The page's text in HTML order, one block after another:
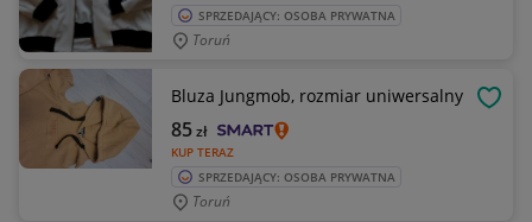
SPRZEDAJĄCY: OSOBA PRYWATNA
Toruń
Bluza Jungmob, rozmiar uniwersalny
KUP TERAZ
85zł
SPRZEDAJĄCY: OSOBA PRYWATNA
Toruń